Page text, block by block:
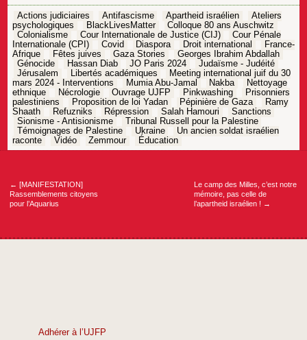
Actions judiciaires Antifascisme Apartheid israélien
Ateliers
psychologiques
BlackLivesMatter
Colloque 80 ans Auschwitz
Colonialisme
Cour Internationale de Justice (CIJ)
Cour Pénale
Internationale (CPI)
Covid Diaspora Droit international
France-
Afrique
Fêtes juives Gaza Stories
Georges Ibrahim Abdallah
Génocide
Hassan Diab JO Paris 2024
Judaïsme - Judéité
Jérusalem
Libertés académiques
Meeting international juif du 30
mars 2024 - Interventions
Mumia Abu-Jamal Nakba
Nettoyage
ethnique
Nécrologie Ouvrage UJFP Pinkwashing
Prisonniers
palestiniens
Proposition de loi Yadan Pépinière de Gaza
Ramy
Shaath
Refuzniks Répression Salah Hamouri
Sanctions
Sionisme - Antisionisme
Tribunal Russell pour la Palestine
Témoignages de Palestine
Ukraine
Un ancien soldat israélien
raconte
Vidéo Zemmour Éducation
Navigation
← [MANIFESTATION]
Rassemblements citoyens
pour l’Aquarius
Le camp des Milles, c’est notre
mémoire, pas celle de
l’apartheid israélien ! →
Adhérer à l’UJFP